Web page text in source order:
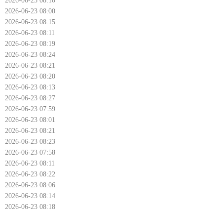
2026-06-23 08:00
2026-06-23 08:15
2026-06-23 08:11
2026-06-23 08:19
2026-06-23 08:24
2026-06-23 08:21
2026-06-23 08:20
2026-06-23 08:13
2026-06-23 08:27
2026-06-23 07:59
2026-06-23 08:01
2026-06-23 08:21
2026-06-23 08:23
2026-06-23 07:58
2026-06-23 08:11
2026-06-23 08:22
2026-06-23 08:06
2026-06-23 08:14
2026-06-23 08:18